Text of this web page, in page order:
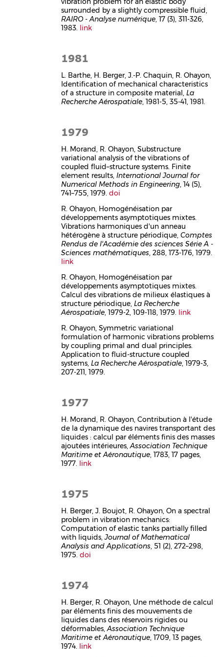
surrounded by a slightly compressible fluid,
RAIRO - Analyse numérique, 17 (3), 311-326,
1983. link
1981
L. Barthe, H. Berger, J.-P. Chaquin, R. Ohayon,
Identification of mechanical characteristics
of a structure in composite material,La
Recherche Aérospatiale, 1981-5, 35-41, 1981.
1979
H. Morand, R. Ohayon, Substructure
variational analysis of the vibrations of
coupled fluid–structure systems. Finite
element results,International Journal for
Numerical Methods in Engineering, 14 (5),
741–755, 1979.doi
R. Ohayon, Homogénéisation par
développements asymptotiques mixtes.
Vibrations harmoniques d'un anneau
hétérogène à structure périodique,Comptes
Rendus de l'Académie des sciences Série A -
Sciences mathématiques, 288, 173-176, 1979.
link
R. Ohayon, Homogénéisation par
développements asymptotiques mixtes.
Calcul des vibrations de milieux élastiques à
structure périodique,La Recherche
Aérospatiale, 1979-2, 109-118, 1979. link
R. Ohayon, Symmetric variational
formulation of harmonic vibrations problems
by coupling primal and dual principles.
Application to fluid-structure coupled
systems,La Recherche Aérospatiale, 1979-3,
207-211, 1979.
1977
H. Morand, R. Ohayon, Contribution à l'étude
de la dynamique des navires transportant des
liquides : calcul par éléments finis des masses
ajoutées intérieures,Association Technique
Maritime et Aéronautique, 1783, 17 pages,
1977. link
1975
H. Berger, J. Boujot, R. Ohayon, On a spectral
problem in vibration mechanics:
Computation of elastic tanks partially filled
with liquids,Journal of Mathematical
Analysis and Applications, 51 (2), 272–298,
1975.doi
1974
H. Berger, R. Ohayon, Une méthode de calcul
par éléments finis des mouvements de
liquides dans des réservoirs rigides ou
déformables,Association Technique
Maritime et Aéronautique, 1709, 13 pages,
1974. link